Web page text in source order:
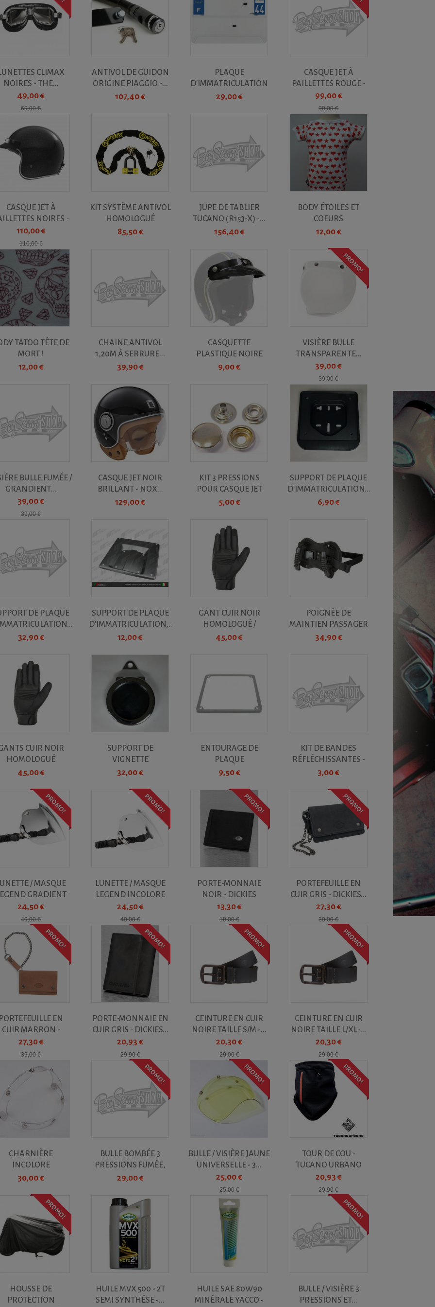
CLIMAX
NOIRES - THE...
49,00 €
69,00 €
ANTIVOL DE GUIDON
ORIGINE PIAGGIO -...
107,40 €
PLAQUE
D'IMMATRICULATION
210X145 CM...
29,00 €
CASQUE JET À
PAILLETTES ROUGE -
N243 NOX
99,00 €
99,00 €
CASQUE JET À
NOIRES -
NOX 243
110,00 €
110,00 €
KIT SYSTÈME ANTIVOL
HOMOLOGUÉ
CLASSE...
85,50 €
JUPE DE TABLIER
TUCANO (R153-X) -...
156,40 €
BODY ÉTOILES ET
COEURS
12,00 €
TATOO TÊTE DE
MORT !
12,00 €
CHAINE ANTIVOL
1,20M À SERRURE...
39,90 €
CASQUETTE
PLASTIQUE NOIRE
UNIVERSELLE...
9,00 €
PROMO!
VISIÈRE BULLE
TRANSPARENTE...
39,00 €
39,00 €
BULLE FUMÉE /
GRANDIENT...
39,00 €
39,00 €
CASQUE JET NOIR
BRILLANT - NOX...
129,00 €
KIT 3 PRESSIONS
POUR CASQUE JET
5,00 €
SUPPORT DE PLAQUE
D'IMMATRICULATION...
6,90 €
DE PLAQUE
32,90 €
SUPPORT DE PLAQUE
D'IMMATRICULATION,...
12,00 €
GANT CUIR NOIR
HOMOLOGUÉ /
HOMME -...
45,00 €
POIGNÉE DE
MAINTIEN PASSAGER
/...
34,90 €
CUIR NOIR
HOMOLOGUÉ
FEMME,...
45,00 €
SUPPORT DE
VIGNETTE
D'ASSURANCE
32,00 €
ENTOURAGE DE
PLAQUE
D'IMMATRICULATION...
9,50 €
KIT DE BANDES
RÉFLÉCHISSANTES -
GRISES
3,00 €
PROMO!
/ MASQUE
GRADIENT
24,50 €
49,00 €
PROMO!
LUNETTE / MASQUE
LEGEND INCOLORE
24,50 €
49,00 €
PROMO!
PORTE-MONNAIE
NOIR - DICKIES
MODÈLE...
13,30 €
19,00 €
PROMO!
PORTEFEUILLE EN
CUIR GRIS - DICKIES...
27,30 €
39,00 €
PROMO!
EN
CUIR MARRON -
DICKIES...
27,30 €
39,00 €
PROMO!
PORTE-MONNAIE EN
CUIR GRIS - DICKIES...
20,93 €
29,90 €
PROMO!
CEINTURE EN CUIR
NOIRE TAILLE S/M -...
20,30 €
29,00 €
PROMO!
CEINTURE EN CUIR
NOIRE TAILLE L/XL-...
20,30 €
29,00 €
CHARNIÈRE
INCOLORE
UNIVERSELLE 3...
30,00 €
PROMO!
BULLE BOMBÉE 3
PRESSIONS FUMÉE,
POINTUE
29,00 €
PROMO!
BULLE / VISIÈRE JAUNE
UNIVERSELLE - 3...
25,00 €
25,00 €
PROMO!
TOUR DE COU -
TUCANO URBANO
20,93 €
29,90 €
PROMO!
HOUSSE DE
PROTECTION
HUILE MVX 500 - 2T
SEMI SYNTHÈSE -...
HUILE SAE 80W90
MINÉRALE YACCO -
PROMO!
BULLE / VISIÈRE 3
PRESSIONS ET...